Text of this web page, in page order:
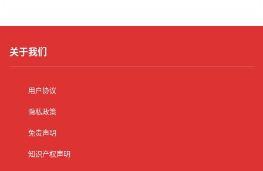
关于我们
用户协议
隐私政策
免责声明
知识产权声明